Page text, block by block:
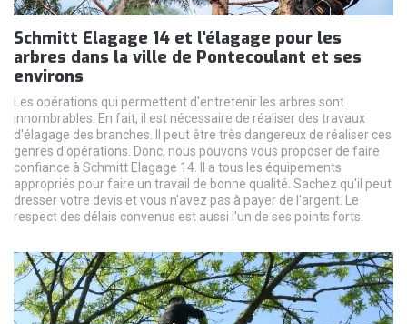
Schmitt Elagage 14 et l'élagage pour les
arbres dans la ville de Pontecoulant et ses
environs
Les opérations qui permettent d'entretenir les arbres sont
innombrables. En fait, il est nécessaire de réaliser des travaux
d'élagage des branches. Il peut être très dangereux de réaliser ces
genres d'opérations. Donc, nous pouvons vous proposer de faire
confiance à Schmitt Elagage 14. Il a tous les équipements
appropriés pour faire un travail de bonne qualité. Sachez qu'il peut
dresser votre devis et vous n'avez pas à payer de l'argent. Le
respect des délais convenus est aussi l'un de ses points forts.